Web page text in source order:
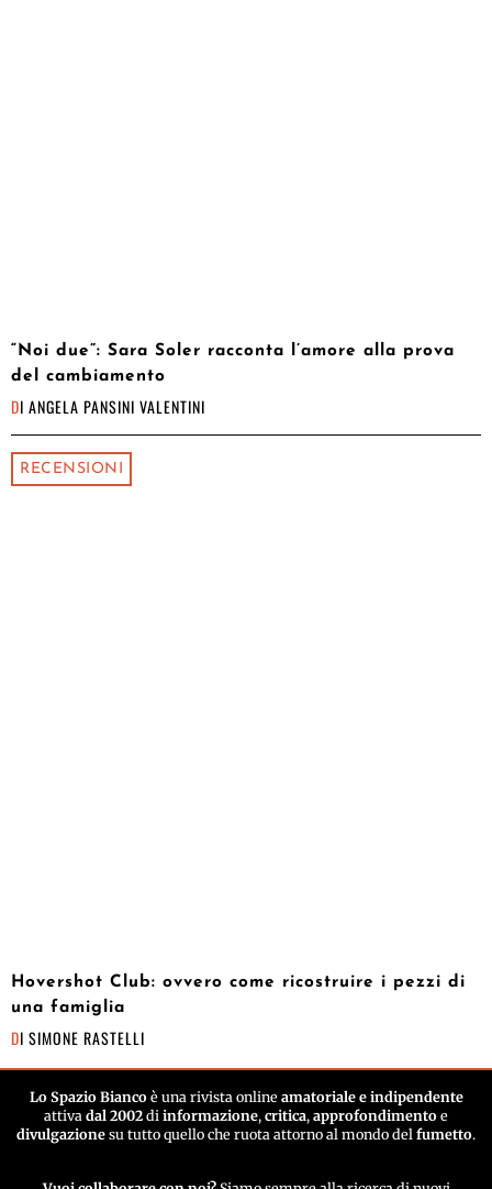
“Noi due”: Sara Soler racconta l’amore alla prova
del cambiamento
DI ANGELA PANSINI VALENTINI
RECENSIONI
Hovershot Club: ovvero come ricostruire i pezzi di
una famiglia
DI SIMONE RASTELLI
Lo Spazio Biancoè una rivista online amatoriale e indipendente
attiva dal 2002 di informazione, critica, approfondimento e
divulgazione su tutto quello che ruota attorno al mondo del fumetto.